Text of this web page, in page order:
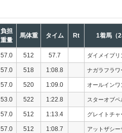
負担
重量
馬体重 タイム Rt 1着馬（2
57.0 512 57.7 ダイメイプリ
57.0 518 1:08.8 ナガラフラワ
57.0 520 1:09.0 オールインワ
53.0 522 1:22.8 スターオブペ
57.0 512 1:13.4 グレイトチャ
57.0 512 1:08.7 アットザシー